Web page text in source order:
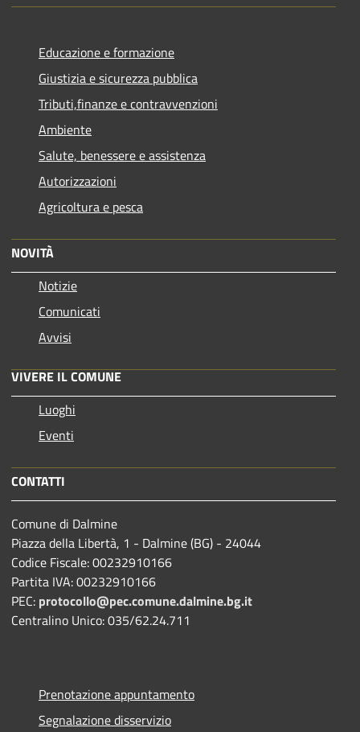
Educazione e formazione
Giustizia e sicurezza pubblica
Tributi,finanze e contravvenzioni
Ambiente
Salute, benessere e assistenza
Autorizzazioni
Agricoltura e pesca
NOVITÀ
Notizie
Comunicati
Avvisi
VIVERE IL COMUNE
Luoghi
Eventi
CONTATTI
Comune di Dalmine
Piazza della Libertà, 1 - Dalmine (BG) - 24044
Codice Fiscale: 00232910166
Partita IVA: 00232910166
PEC: protocollo@pec.comune.dalmine.bg.it
Centralino Unico: 035/62.24.711
Prenotazione appuntamento
Segnalazione disservizio